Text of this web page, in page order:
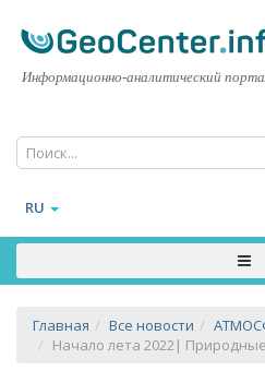
Информационно-аналитический
RU
Главная Все новости
Начало лета 2022|